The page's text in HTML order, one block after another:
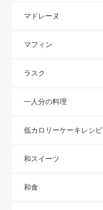
マドレーヌ
マフィン
ラスク
一人分の料理
低カロリーケーキレシピ
和スイーツ
和食